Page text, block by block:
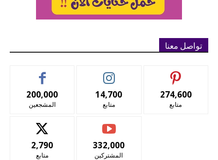
تواصل معنا
200,000
المشجعين
14,700
متابع
274,600
متابع
2,790
متابع
332,000
المشتركين